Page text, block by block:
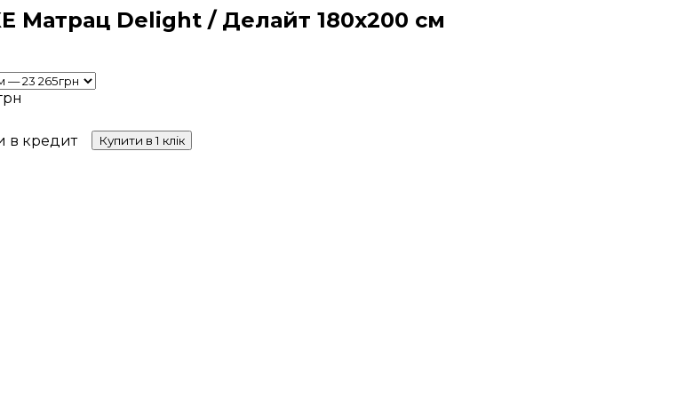
Матрац Delight / Делайт 180х200 см
в кредит Купити в 1 клік